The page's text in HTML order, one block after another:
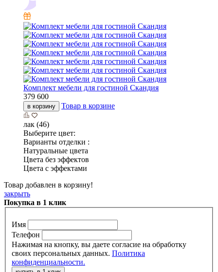
Комплект мебели для гостиной Скандия
379 600
в корзину Товар в корзине
лак (46)
Выберите цвет:
Варианты отделки :
Натуральные цвета
Цвета без эффектов
Цвета с эффектами
Товар добавлен в корзину!
закрыть
Покупка в 1 клик
Имя
Телефон
Нажимая на кнопку, вы даете согласие на обработку
своих персональных данных. Политика
конфиденциальности.